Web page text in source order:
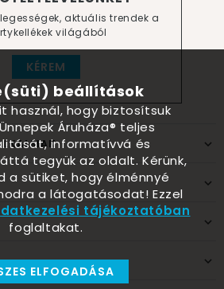
aktuális trendek a
világából
KÉREM
beállítások
használ, hogy biztosítsuk
Áruháza® teljes
informatívvá és
tegyük az oldalt. Kérünk,
a sütiket, hogy élménnyé
a látogatásodat! Ezzel
tájékoztatóban
foglaltakat.
ELFOGADÁSA